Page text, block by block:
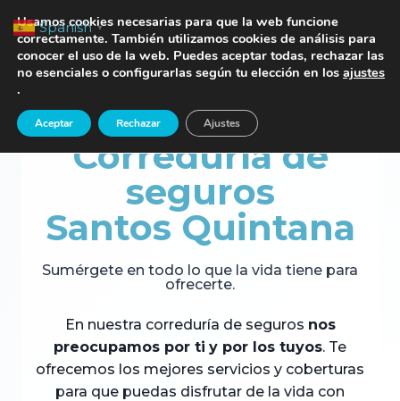
Saltar
contenido
TE LLAMAMOS
Correduría de
seguros
Santos Quintana
Sumérgete en todo lo que la vida tiene para
ofrecerte.
En nuestra correduría de seguros nos
preocupamos por ti y por los tuyos. Te
ofrecemos los mejores servicios y coberturas
para que puedas disfrutar de la vida con
Spanish ▼
Usamos cookies necesarias para que la web funcione
correctamente. También utilizamos cookies de análisis para
conocer el uso de la web. Puedes aceptar todas, rechazar las
no esenciales o configurarlas según tu elección en los ajustes
.
Aceptar Rechazar Ajustes